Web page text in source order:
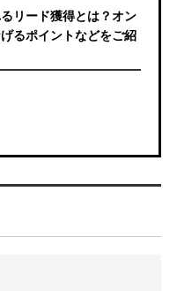
リード獲得とは？オン
るポイントなどをご紹